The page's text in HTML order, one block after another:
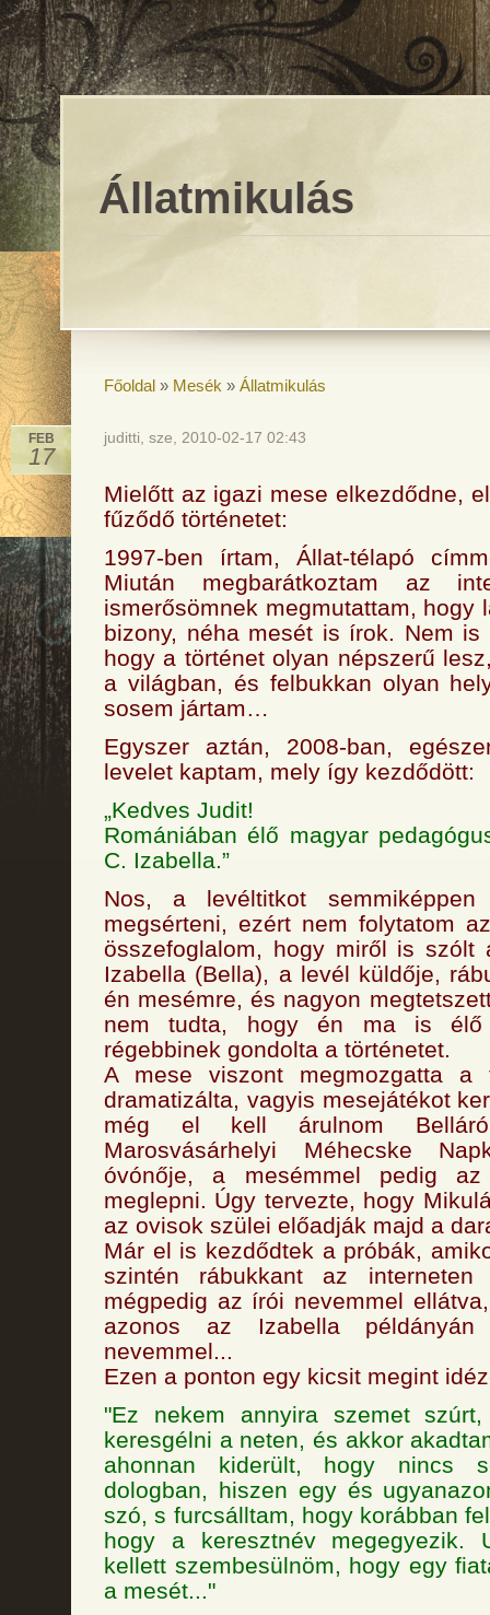
Állatmikulás
Főoldal » Mesék » Állatmikulás
FEB
17
juditti, sze, 2010-02-17 02:43
Mielőtt az igazi mese elkezdődne,
fűződő történetet:
1997-ben írtam, Állat-télapó
Miután megbarátkoztam az
ismerősömnek megmutattam, hogy
bizony, néha mesét is írok. Nem is
hogy a történet olyan népszerű
a világban, és felbukkan olyan
sosem jártam…
Egyszer aztán, 2008-ban,
levelet kaptam, mely így kezdődött:
„Kedves Judit!
Romániában élő magyar
C. Izabella.”
Nos, a levéltitkot semmiképpen
megsérteni, ezért nem folytatom
összefoglalom, hogy miről is szólt
Izabella (Bella), a levél küldője,
én mesémre, és nagyon
nem tudta, hogy én ma is élő
régebbinek gondolta a történetet.
A mese viszont megmozgatta a
dramatizálta, vagyis mesejátékot
még el kell árulnom
Marosvásárhelyi Méhecske
óvónője, a mesémmel pedig
meglepni. Úgy tervezte, hogy
az ovisok szülei előadják majd a
Már el is kezdődtek a próbák,
szintén rábukkant az
mégpedig az írói nevemmel
azonos az Izabella
nevemmel...
Ezen a ponton egy kicsit megint
"Ez nekem annyira szemet
keresgélni a neten, és akkor
ahonnan kiderült, hogy nincs
dologban, hiszen egy és
szó, s furcsálltam, hogy korábban
hogy a keresztnév megegyezik.
kellett szembesülnöm, hogy egy
a mesét..."